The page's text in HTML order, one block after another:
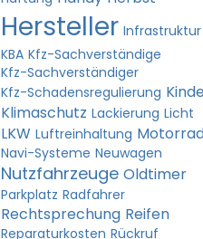
Hersteller Infrastruktur
KBA Kfz-Sachverständige
Kfz-Sachverständiger
Kfz-Schadensregulierung
Klimaschutz Lackierung Licht
LKW Luftreinhaltung
Navi-Systeme Neuwagen
Nutzfahrzeuge Oldtimer
Parkplatz Radfahrer
Rechtsprechung Reifen
Reparaturkosten Rückruf